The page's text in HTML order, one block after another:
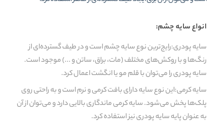
انواع سایه چشم:
سایه پودری:رایج‌ترین نوع سایه چشم است و در طیف گسترده‌ای از
رنگ‌ها و با روکش‌های مختلف (مات، براق، ساتن و ...) موجود است.
سایه پودری را می‌توان با قلم مو یا انگشت اعمال کرد.
سایه کرمی:این نوع سایه دارای بافت کرمی و نرم است و به راحتی روی
پلک‌ها پخش می‌شود. سایه کرمی ماندگاری بالایی دارد و می‌توان از آن
به عنوان پایه سایه پودری نیز استفاده کرد.